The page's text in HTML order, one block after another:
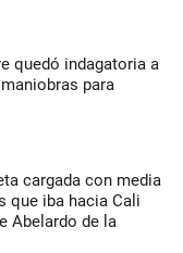
quedó indagatoria a
para
cargada con media
que iba hacia Cali
Abelardo de la